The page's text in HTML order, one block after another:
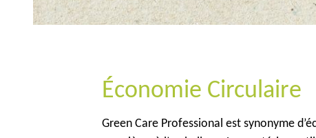
Économie Circulaire
Green Care Professional est synonyme